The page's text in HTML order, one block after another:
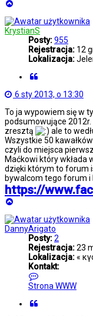
KrystianS
Posty:955
Rejestracja: 12
Lokalizacja:
6 sty 2013, o 13:30
To ja wypowiem się w
podsumowujące
zresztą
ale to
Wszystkie 50
czyli do miejsca
Maćkowi który wkłada
dzięki którym to forum
bywalcom tego forum i
https://
DannyArigato
Posty:2
Rejestracja:23
Lokalizacja:«
Kontakt:
się
Strona WWW